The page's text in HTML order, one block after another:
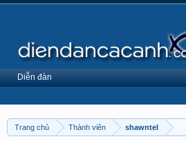
Trang chủ Thành viên shawntel
Diễn đàn